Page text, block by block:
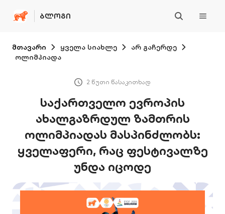
ᲑᲚᲝᲒᲘ
მთავარი ყველა სიახლე
არ გაჩერდე
ოლიმპიადა
2 წუთი წასაკითხად
საქართველო ევროპის
ახალგაზრდულ ზამთრის
ოლიმპიადას მასპინძლობს:
ყველაფერი, რაც ფესტივალზე
უნდა იცოდე